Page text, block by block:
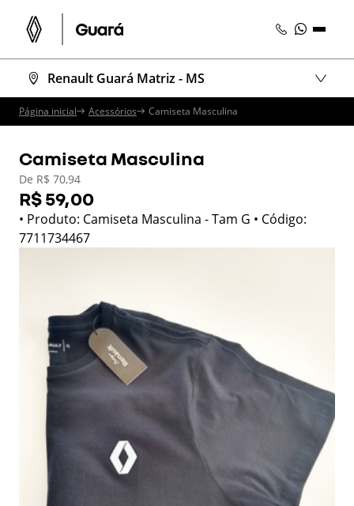
Renault Guará Matriz - MS
Página inicial Acessórios Camiseta Masculina
Camiseta Masculina
De R$ 70,94
R$ 59,00
• Produto: Camiseta Masculina - Tam G • Código:
7711734467